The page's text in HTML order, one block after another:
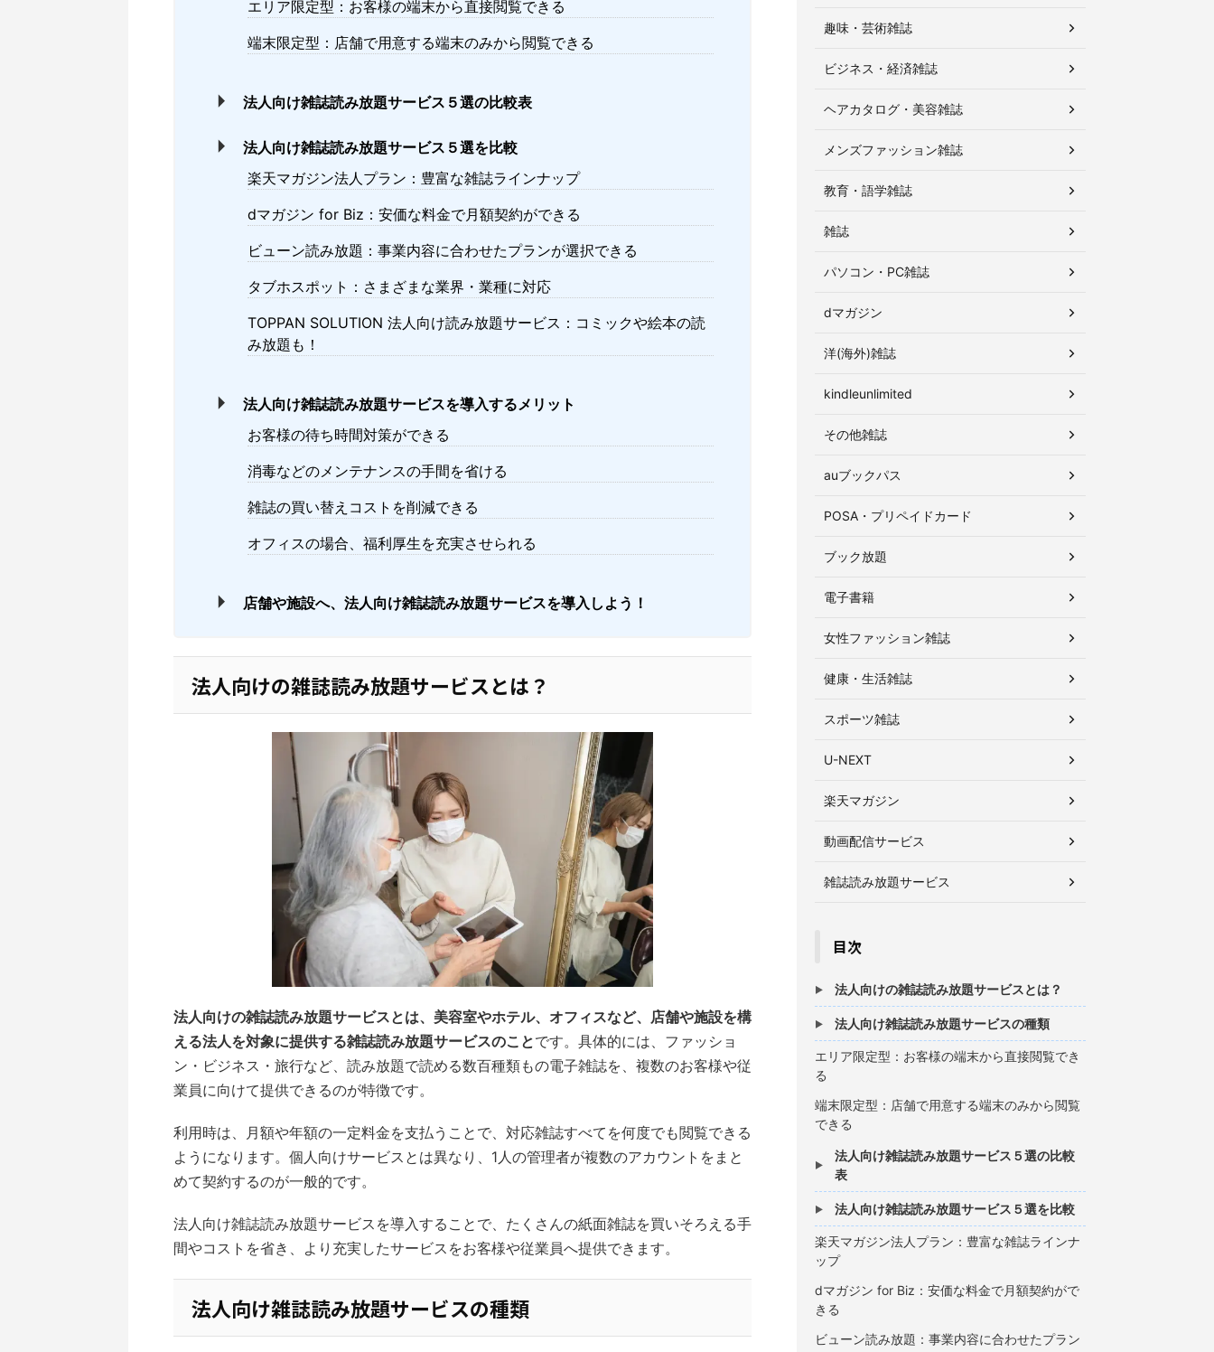
エリア限定型：お客様の端末から直接閲覧できる
端末限定型：店舗で用意する端末のみから閲覧できる
法人向け雑誌読み放題サービス５選の比較表
法人向け雑誌読み放題サービス５選を比較
楽天マガジン法人プラン：豊富な雑誌ラインナップ
dマガジン for Biz：安価な料金で月額契約ができる
ビューン読み放題：事業内容に合わせたプランが選択できる
タブホスポット：さまざまな業界・業種に対応
TOPPAN SOLUTION 法人向け読み放題サービス：コミックや絵本の読
み放題も！
法人向け雑誌読み放題サービスを導入するメリット
お客様の待ち時間対策ができる
消毒などのメンテナンスの手間を省ける
雑誌の買い替えコストを削減できる
オフィスの場合、福利厚生を充実させられる
店舗や施設へ、法人向け雑誌読み放題サービスを導入しよう！
法人向けの雑誌読み放題サービスとは？
法人向けの雑誌読み放題サービスとは、美容室やホテル、オフィスなど、店舗や施設を構
える法人を対象に提供する雑誌読み放題サービスのことです。具体的には、ファッショ
ン・ビジネス・旅行など、読み放題で読める数百種類もの電子雑誌を、複数のお客様や従
業員に向けて提供できるのが特徴です。
利用時は、月額や年額の一定料金を支払うことで、対応雑誌すべてを何度でも閲覧できる
ようになります。個人向けサービスとは異なり、1人の管理者が複数のアカウントをまと
めて契約するのが一般的です。
法人向け雑誌読み放題サービスを導入することで、たくさんの紙面雑誌を買いそろえる手
間やコストを省き、より充実したサービスをお客様や従業員へ提供できます。
法人向け雑誌読み放題サービスの種類
趣味・芸術雑誌
ビジネス・経済雑誌
ヘアカタログ・美容雑誌
メンズファッション雑誌
教育・語学雑誌
雑誌
パソコン・PC雑誌
dマガジン
洋(海外)雑誌
kindleunlimited
その他雑誌
auブックパス
POSA・プリペイドカード
ブック放題
電子書籍
女性ファッション雑誌
健康・生活雑誌
スポーツ雑誌
U-NEXT
楽天マガジン
動画配信サービス
雑誌読み放題サービス
目次
法人向けの雑誌読み放題サービスとは？
法人向け雑誌読み放題サービスの種類
エリア限定型：お客様の端末から直接閲覧でき
る
端末限定型：店舗で用意する端末のみから閲覧
できる
法人向け雑誌読み放題サービス５選の比較
表
法人向け雑誌読み放題サービス５選を比較
楽天マガジン法人プラン：豊富な雑誌ラインナ
ップ
dマガジン for Biz：安価な料金で月額契約がで
きる
ビューン読み放題：事業内容に合わせたプラン